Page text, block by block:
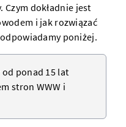
. Czym dokładnie jest
i jak rozwiązać
poniżej.
ponad 15 lat
stron WWW i